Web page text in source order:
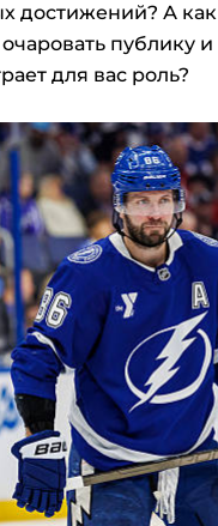
достижений? А
публику
для вас роль?